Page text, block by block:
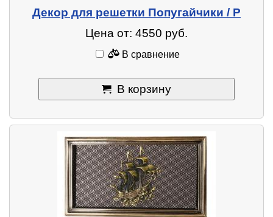
Декор для решетки Попугайчики / P
Цена от: 4550 руб.
В сравнение
В корзину